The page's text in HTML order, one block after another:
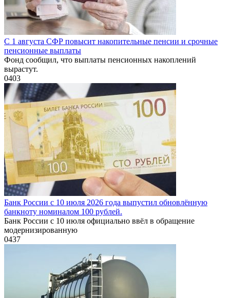
С 1 августа СФР повысит накопительные пенсии и срочные
пенсионные выплаты
Фонд сообщил, что выплаты пенсионных накоплений
вырастут.
0403
Банк России с 10 июля 2026 года выпустил обновлённую
банкноту номиналом 100 рублей.
Банк России с 10 июля официально ввёл в обращение
модернизированную
0437